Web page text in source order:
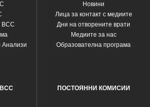
ВСС
Анализи
Новини
Лица за контакт с медиите
Дни на отворените врати
Медиите за нас
Образователна програма
ПОСТОЯННИ КОМИСИИ